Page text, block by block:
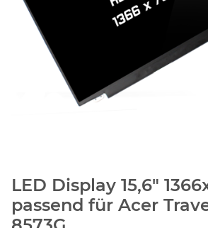
LED Display 15,6"
passend für Acer